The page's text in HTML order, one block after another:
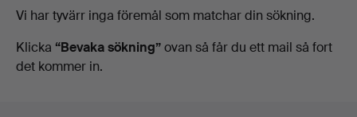
Pågående
auktioner
Vi har tyvärr inga föremål som matchar din sökning.
Klicka “Bevaka sökning”ovan så får du ett mail så fort
det kommer in.